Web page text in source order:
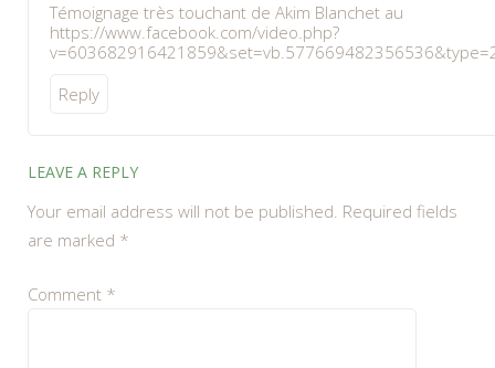
Témoignage très touchant de Akim Blanchet au
https://www.facebook.com/video.php?
Reply
LEAVE A REPLY
Your email address will not be published. Required fields
are marked *
Comment *